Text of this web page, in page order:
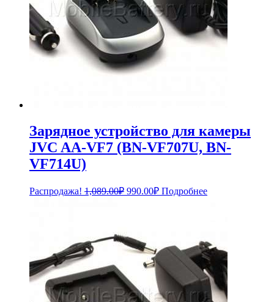
Зарядное устройство для камеры
JVC AA-VF7 (BN-VF707U, BN-
VF714U)
Распродажа! 1,089.00₽ Первоначальная
990.00₽Текущая
Подробнее